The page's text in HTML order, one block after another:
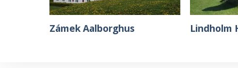
Zámek Aalborghus Lindholm